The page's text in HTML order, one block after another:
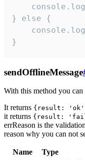
} else {
}
sendOfflineMessage
With this method you can
It returns {result:
it returns {result:
errReason is the
reason why you can not
Name Type